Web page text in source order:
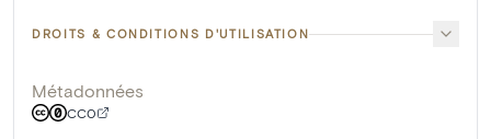
DROITS & CONDITIONS D'UTILISATION
Métadonnées
CC0